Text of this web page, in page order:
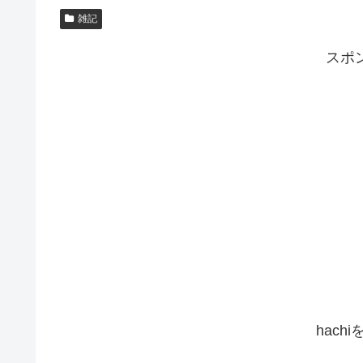
雑記
スポ
hachi